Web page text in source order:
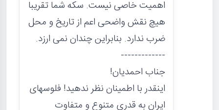
اهمیت خاصی نیست. سکه شما تقریبا
هیچ نقش واضحی اعم از تاریخ و محل
ضرب ندارد. بنابراین چندان نمی ارزد.
-------------
جناب احمدیان!
اینقدر با اطمینان نظر ندهید! فلوسهای
ایران به قدری متنوع و متفاوت